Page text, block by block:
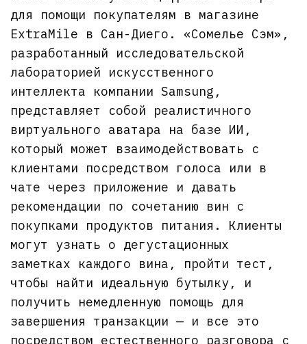
для помощи покупателям в магазине
ExtraMile в Сан-Диего. «Сомелье Сэм»,
разработанный исследовательской
лабораторией искусственного
интеллекта компании Samsung,
представляет собой реалистичного
виртуального аватара на базе ИИ,
который может взаимодействовать с
клиентами посредством голоса или в
чате через приложение и давать
рекомендации по сочетанию вин с
покупками продуктов питания. Клиенты
могут узнать о дегустационных
заметках каждого вина, пройти тест,
чтобы найти идеальную бутылку, и
получить немедленную помощь для
завершения транзакции — и все это
посредством естественного разговора с